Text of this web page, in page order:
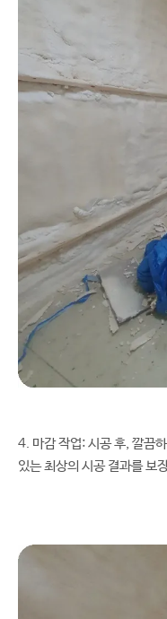
4. 마감 작업: 시공 후, 깔끔
있는 최상의 시공 결과를 보